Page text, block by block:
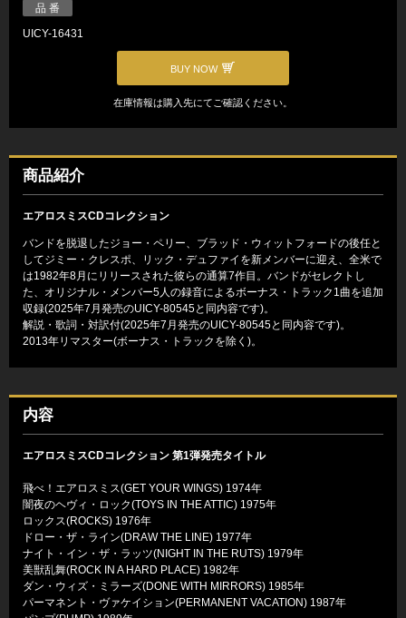
品 番
UICY-16431
BUY NOW
在庫情報は購入先にてご確認ください。
商品紹介
エアロスミスCDコレクション
バンドを脱退したジョー・ペリー、ブラッド・ウィットフォードの後任と
してジミー・クレスポ、リック・デュファイを新メンバーに迎え、全米で
は1982年8月にリリースされた彼らの通算7作目。バンドがセレクトし
た、オリジナル・メンバー5人の録音によるボーナス・トラック1曲を追加
収録(2025年7月発売のUICY-80545と同内容です)。
解説・歌詞・対訳付(2025年7月発売のUICY-80545と同内容です)。
2013年リマスター(ボーナス・トラックを除く)。
内容
エアロスミスCDコレクション 第1弾発売タイトル
飛べ！エアロスミス(GET YOUR WINGS) 1974年
闇夜のヘヴィ・ロック(TOYS IN THE ATTIC) 1975年
ロックス(ROCKS) 1976年
ドロー・ザ・ライン(DRAW THE LINE) 1977年
ナイト・イン・ザ・ラッツ(NIGHT IN THE RUTS) 1979年
美獣乱舞(ROCK IN A HARD PLACE) 1982年
ダン・ウィズ・ミラーズ(DONE WITH MIRRORS) 1985年
パーマネント・ヴァケイション(PERMANENT VACATION) 1987年